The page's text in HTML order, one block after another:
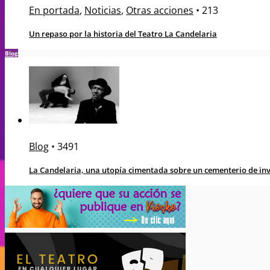
En portada, Noticias, Otras acciones • 213
Un repaso por la historia del Teatro La Candelaria
Blog
Blog • 3491
La Candelaria, una utopía cimentada sobre un cementerio de